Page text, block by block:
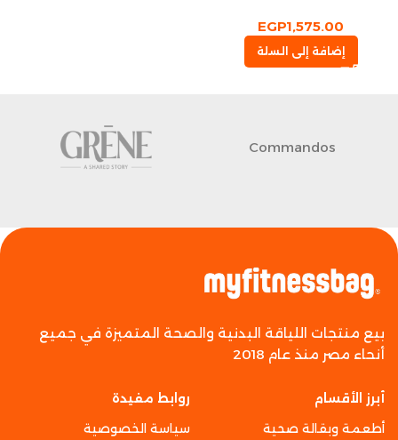
EGP1,575.00
إضافة إلى السلة
Commandos
بيع منتجات اللياقة البدنية والصحة المتميزة في جميع
أنحاء مصر منذ عام 2018
أبرز الأقسام
أطعمة وبقالة صحية
روابط مفيدة
سياسة الخصوصية